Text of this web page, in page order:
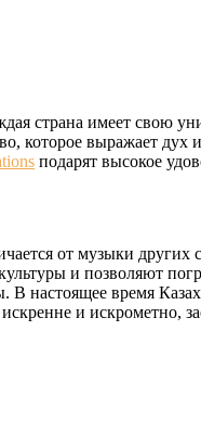
страна имеет свою
которое выражает дух
подарят высокое
от музыки других
и позволяют
настоящее время
и искрометно,